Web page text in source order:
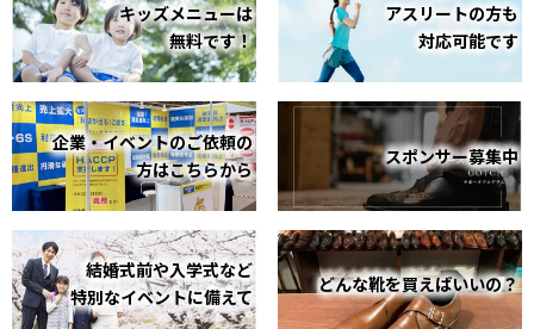
キッズメニューは
無料です！
アスリートの方も
対応可能です
企業・イベントのご依頼の
方はこちらから
スポンサー募集中
結婚式前や入学式など
特別なイベントに備えて
どんな靴を買えばいいの？